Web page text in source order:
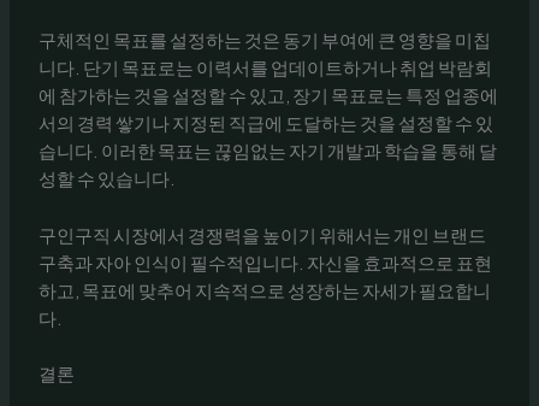
구체적인 목표를 설정하는 것은 동기 부여에 큰 영향을 미칩
니다. 단기 목표로는 이력서를 업데이트하거나 취업 박람회
에 참가하는 것을 설정할 수 있고, 장기 목표로는 특정 업종에
서의 경력 쌓기나 지정된 직급에 도달하는 것을 설정할 수 있
습니다. 이러한 목표는 끊임없는 자기 개발과 학습을 통해 달
성할 수 있습니다.
구인구직 시장에서 경쟁력을 높이기 위해서는 개인 브랜드
구축과 자아 인식이 필수적입니다. 자신을 효과적으로 표현
하고, 목표에 맞추어 지속적으로 성장하는 자세가 필요합니
다.
결론